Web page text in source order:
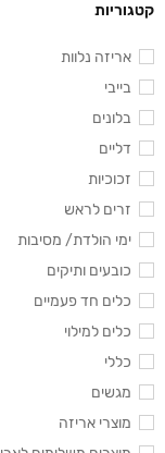
קטגוריות
אריזה נלוות
בייבי
בלונים
דליים
זכוכיות
זרים לראש
ימי הולדת/ מסיבות
כובעים ותיקים
כלים חד פעמיים
כלים למילוי
כללי
מגשים
מוצרי אריזה